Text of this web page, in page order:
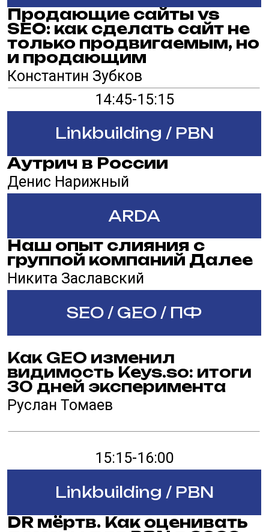
От технического SEO к
AI/GEO:
как подготовить сайт к
генеративному поиску и
цитированию в ответах
ИИ
Евгений Лоскутов
16:00-16:45
ARDA
Пути развития
регионального агентства
Сергей Стукалов
SEO / GEO / ПФ
‎Ценообразование в SEO-
объяснить клиенту
перестает быть главной
Эрна Саркисян